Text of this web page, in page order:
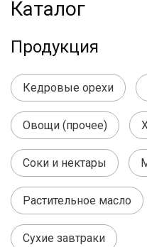
Каталог
Продукция
Кедровые орехи
Овощи (прочее)
Соки и нектары
Растительное масло
Сухие завтраки